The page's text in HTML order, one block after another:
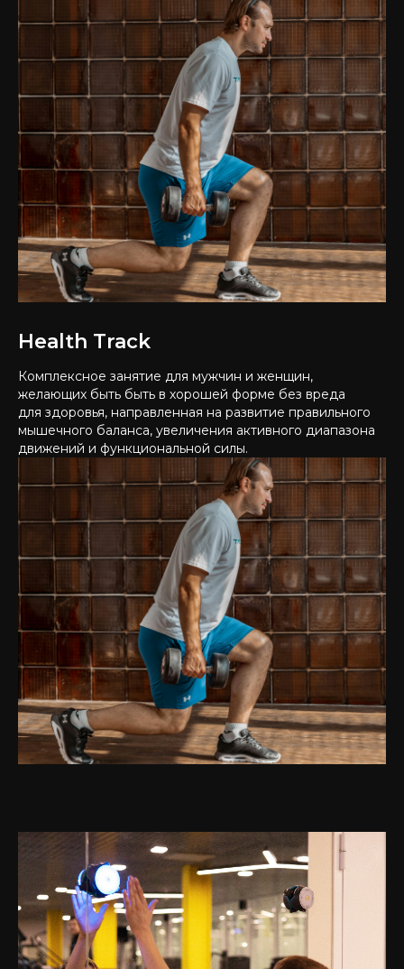
Health Track
Комплексное занятие для мужчин и женщин,
желающих быть быть в хорошей форме без вреда
для здоровья, направленная на развитие правильного
мышечного баланса, увеличения активного диапазона
движений и функциональной силы.